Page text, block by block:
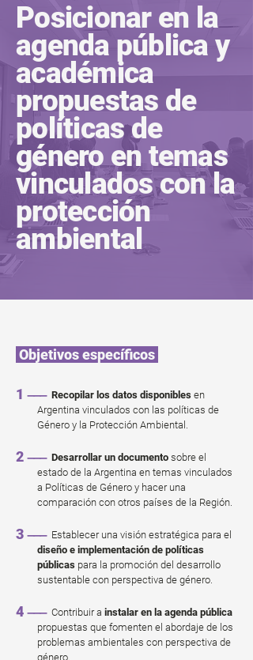
Posicionar en la
agenda pública y
académica
propuestas de
políticas de
género en temas
vinculados con la
protección
ambiental
Objetivos específicos
1 ——— Recopilar los datos disponibles en
Argentina vinculados con las políticas de
Género y la Protección Ambiental.
2 ——— Desarrollar un documento sobre el
estado de la Argentina en temas vinculados
a Políticas de Género y hacer una
comparación con otros países de la Región.
3 ———Establecer una visión estratégica para el
diseño e implementación de políticas
públicas para la promoción del desarrollo
sustentable con perspectiva de género.
4 ———Contribuir a instalar en la agenda pública
propuestas que fomenten el abordaje de los
problemas ambientales con perspectiva de
género.